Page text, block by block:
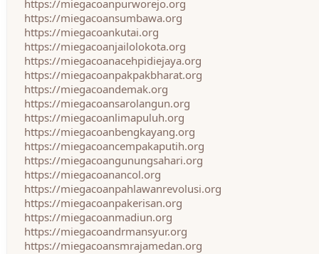
https://miegacoanpurworejo.org
https://miegacoansumbawa.org
https://miegacoankutai.org
https://miegacoanjailolokota.org
https://miegacoanacehpidiejaya.org
https://miegacoanpakpakbharat.org
https://miegacoandemak.org
https://miegacoansarolangun.org
https://miegacoanlimapuluh.org
https://miegacoanbengkayang.org
https://miegacoancempakaputih.org
https://miegacoangunungsahari.org
https://miegacoanancol.org
https://miegacoanpahlawanrevolusi.org
https://miegacoanpakerisan.org
https://miegacoanmadiun.org
https://miegacoandrmansyur.org
https://miegacoansmrajamedan.org